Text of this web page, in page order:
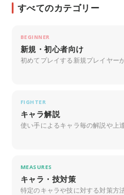
すべてのカテゴリー
BEGINNER
新規・初心者向け
初めてプレイする新規プレイヤー
FIGHTER
キャラ解説
使い手によるキャラ毎の解説や上
MEASURES
キャラ・技対策
特定のキャラや技に対する対策方